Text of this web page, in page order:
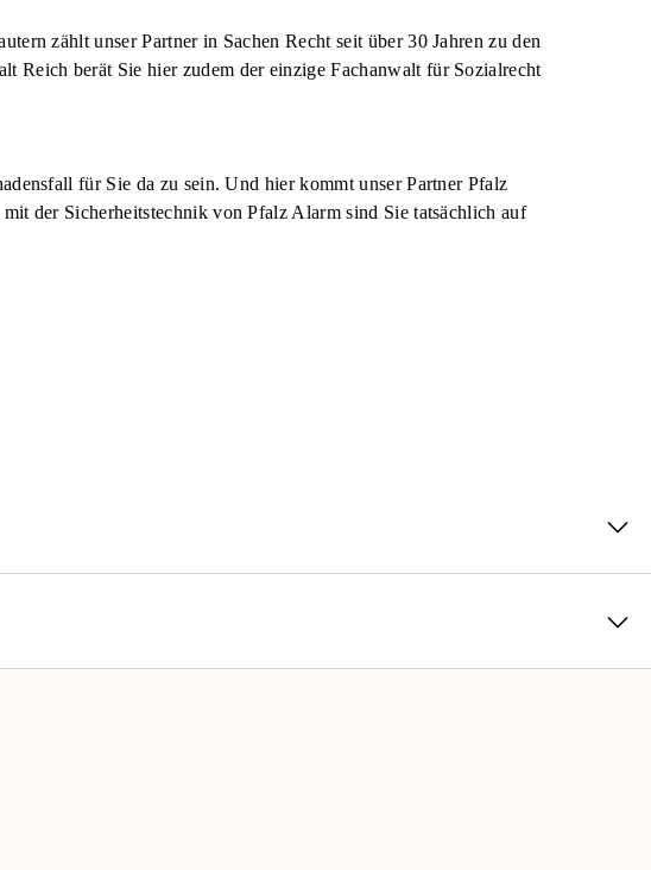
zählt unser Partner in Sachen Recht seit über 30 Jahren zu den
Reich berät Sie hier zudem der einzige Fachanwalt für Sozialrecht
für Sie da zu sein. Und hier kommt unser Partner Pfalz
der Sicherheitstechnik von Pfalz Alarm sind Sie tatsächlich auf